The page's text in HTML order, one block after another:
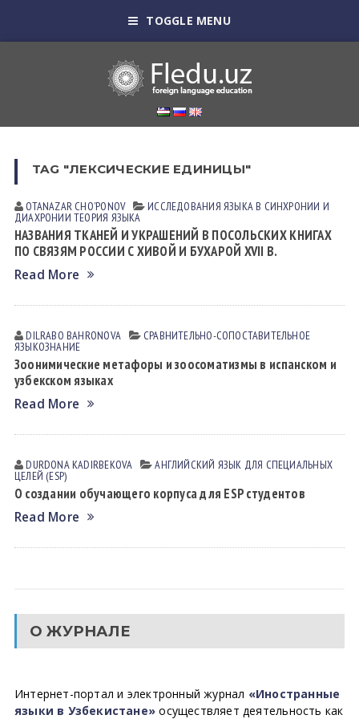
TOGGLE MENU
TAG "ЛЕКСИЧЕСКИЕ ЕДИНИЦЫ"
OTANAZAR CHOʼPONOV ИССЛЕДОВАНИЯ ЯЗЫКА В СИНХРОНИИ И
ДИАХРОНИИ ТЕОРИЯ ЯЗЫКА
НАЗВАНИЯ ТКАНЕЙ И УКРАШЕНИЙ В ПОСОЛЬСКИХ КНИГАХ
ПО СВЯЗЯМ РОССИИ С ХИВОЙ И БУХАРОЙ XVII В.
Read More
DILRABO BАHRONOVА СРАВНИТЕЛЬНО-СОПОСТАВИТЕЛЬНОЕ
ЯЗЫКОЗНАНИЕ
Зоонимические метафоры и зоосоматизмы в испанском и
узбекском языках
Read More
DURDONA KАDIRBEKOVА АНГЛИЙСКИЙ ЯЗЫК ДЛЯ СПЕЦИАЛЬНЫХ
ЦЕЛЕЙ (ESP)
О создании обучающего корпуса для ESP студентов
Read More
О ЖУРНАЛЕ
Интернет-портал и электронный журнал «Иностранные
языки в Узбекистане» осуществляет деятельность как